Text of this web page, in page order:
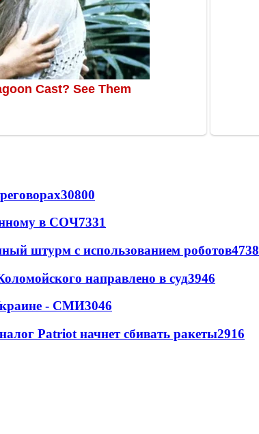
30800
в СОЧ7331
штурм с использованием роботов4738
направлено в суд3946
- СМИ3046
Patriot начнет сбивать ракеты2916